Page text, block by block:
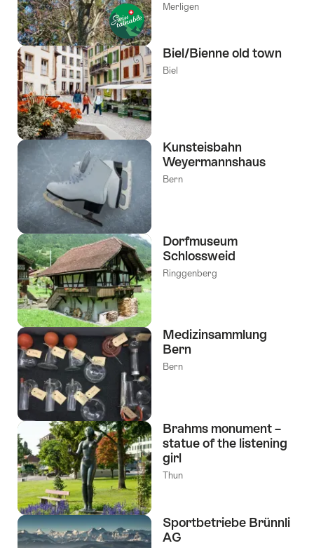
Merligen
Biel/Bienne old town
Biel
Kunsteisbahn
Weyermannshaus
Bern
Dorfmuseum
Schlossweid
Ringgenberg
Medizinsammlung
Bern
Bern
Brahms monument –
statue of the listening
girl
Thun
Sportbetriebe Brünnli
AG